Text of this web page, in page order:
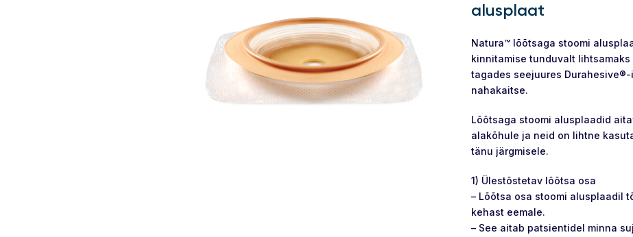
alusplaat
Natura™ lõõtsaga stoomi
kinnitamise tunduvalt lihtsamaks
tagades seejuures
nahakaitse.
Lõõtsaga stoomi alusplaadid
alakõhule ja neid on lihtne
tänu järgmisele.
1) Ülestõstetav lõõtsa osa
– Lõõtsa osa stoomi alusplaadil
kehast eemale.
– See aitab patsientidel minna